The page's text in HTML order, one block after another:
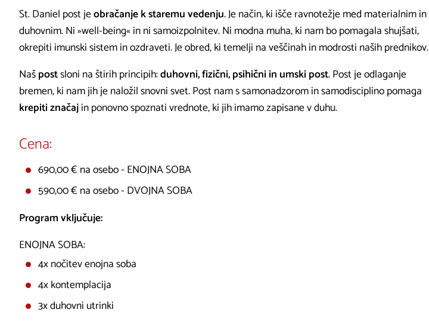
St. Daniel post jeobračanje k staremu vedenju. Je način, ki išče ravnotežje med materialnim in
duhovnim. Ni »well-being« in ni samoizpolnitev. Ni modna muha, ki nam bo pomagala shujšati,
okrepiti imunski sistem in ozdraveti. Je obred, ki temelji na veščinah in modrosti naših prednikov.
Našpostsloni na štirih principih:duhovni, fizični, psihični in umski post. Post je odlaganje
bremen, ki nam jih je naložil snovni svet. Post nam s samonadzorom in samodisciplino pomaga
krepiti značajin ponovno spoznati vrednote, ki jih imamo zapisane v duhu.
Cena:
690,00 € na osebo - ENOJNA SOBA
590,00 € na osebo - DVOJNA SOBA
Program vključuje:
ENOJNA SOBA:
4x nočitev enojna soba
4x kontemplacija
3x duhovni utrinki